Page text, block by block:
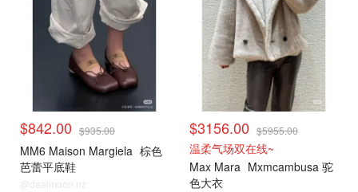
$842.00 $935.00
MM6 Maison Margiela 棕色
芭蕾平底鞋
@dealmoon.nz
$3156.00 $5955.00
温柔气场双在线~
Max Mara Mxmcambusa 驼
色大衣